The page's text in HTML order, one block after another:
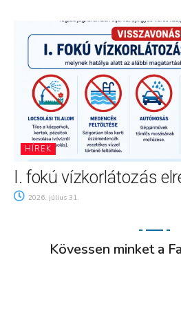
HÍREK
I. fokú vízkorlátozás
2026. július 31.
Kövessen minket a